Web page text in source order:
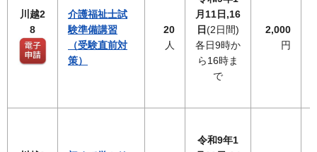
川越2
8
介護福祉士試
験準備講習
（受験直前対
策）
20
人
月11日,16
日(2日間)
各日9時か
ら16時ま
で
2,000
円
令和9年1